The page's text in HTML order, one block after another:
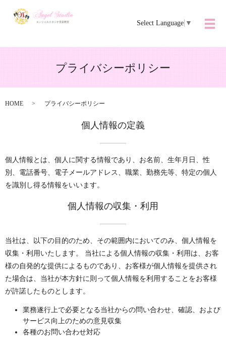
Select Language ▼
メ
プライバシーポリシー
HOME プライバシーポリシー
個人情報の定義
個人情報とは、個人に関する情報であり、お名前、生年月日、性
別、電話番号、電子メールアドレス、職業、勤務先等、特定の個人
を識別し得る情報をいいます。
個人情報の収集・利用
当社は、以下の目的のため、その範囲内においてのみ、個人情報を
収集・利用いたします。 当社による個人情報の収集・利用は、お客
様の自発的な提供によるものであり、お客様が個人情報を提供され
た場合は、当社が本方針に則って個人情報を利用することをお客様
が許諾したものとします。
業務遂行上で必要となる当社からの問い合わせ、確認、および
サービス向上のための意見収集
各種のお問い合わせ対応